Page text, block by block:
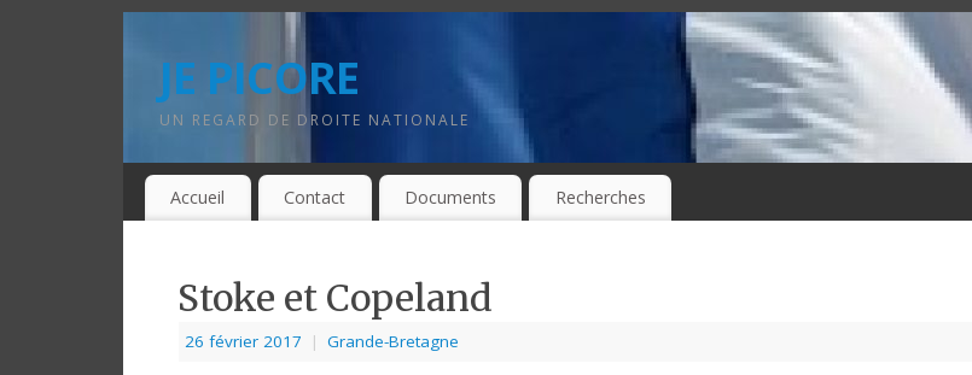
JE PICORE
UN REGARD DE DROITE NATIONALE
Accueil Contact Documents Recherches
Stoke et Copeland
26 février 2017 | Grande-Bretagne